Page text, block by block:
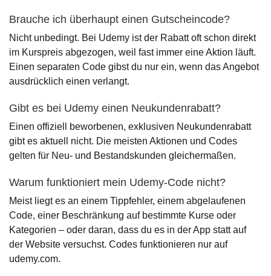
Brauche ich überhaupt einen Gutscheincode?
Nicht unbedingt. Bei Udemy ist der Rabatt oft schon direkt
im Kurspreis abgezogen, weil fast immer eine Aktion läuft.
Einen separaten Code gibst du nur ein, wenn das Angebot
ausdrücklich einen verlangt.
Gibt es bei Udemy einen Neukundenrabatt?
Einen offiziell beworbenen, exklusiven Neukundenrabatt
gibt es aktuell nicht. Die meisten Aktionen und Codes
gelten für Neu- und Bestandskunden gleichermaßen.
Warum funktioniert mein Udemy-Code nicht?
Meist liegt es an einem Tippfehler, einem abgelaufenen
Code, einer Beschränkung auf bestimmte Kurse oder
Kategorien – oder daran, dass du es in der App statt auf
der Website versuchst. Codes funktionieren nur auf
udemy.com.